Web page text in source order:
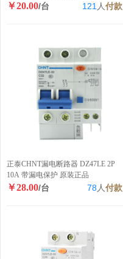
￥20.00/台 121 人付款
正泰CHNT漏电断路器 DZ47LE 2P
10A 带漏电保护 原装正品
￥28.00/台 78 人付款